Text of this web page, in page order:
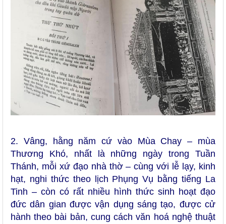
2. Vâng, hằng năm cứ vào Mùa Chay – mùa
Thương Khó, nhất là những ngày trong Tuần
Thánh, mỗi xứ đạo nhà thờ – cùng với lễ lạy, kinh
hạt, nghi thức theo lịch Phụng Vụ bằng tiếng La
Tinh – còn có rất nhiều hình thức sinh hoạt đạo
đức dân gian được vận dụng sáng tạo, được cử
hành theo bài bản, cung cách văn hoá nghệ thuật